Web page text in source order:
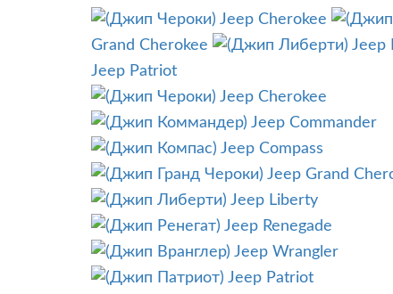
Jeep Cherokee
Grand Cherokee
Jeep
Jeep Patriot
Jeep Cherokee
Jeep Commander
Jeep Compass
Jeep Grand
Jeep Liberty
Jeep Renegade
Jeep Wrangler
Jeep Patriot